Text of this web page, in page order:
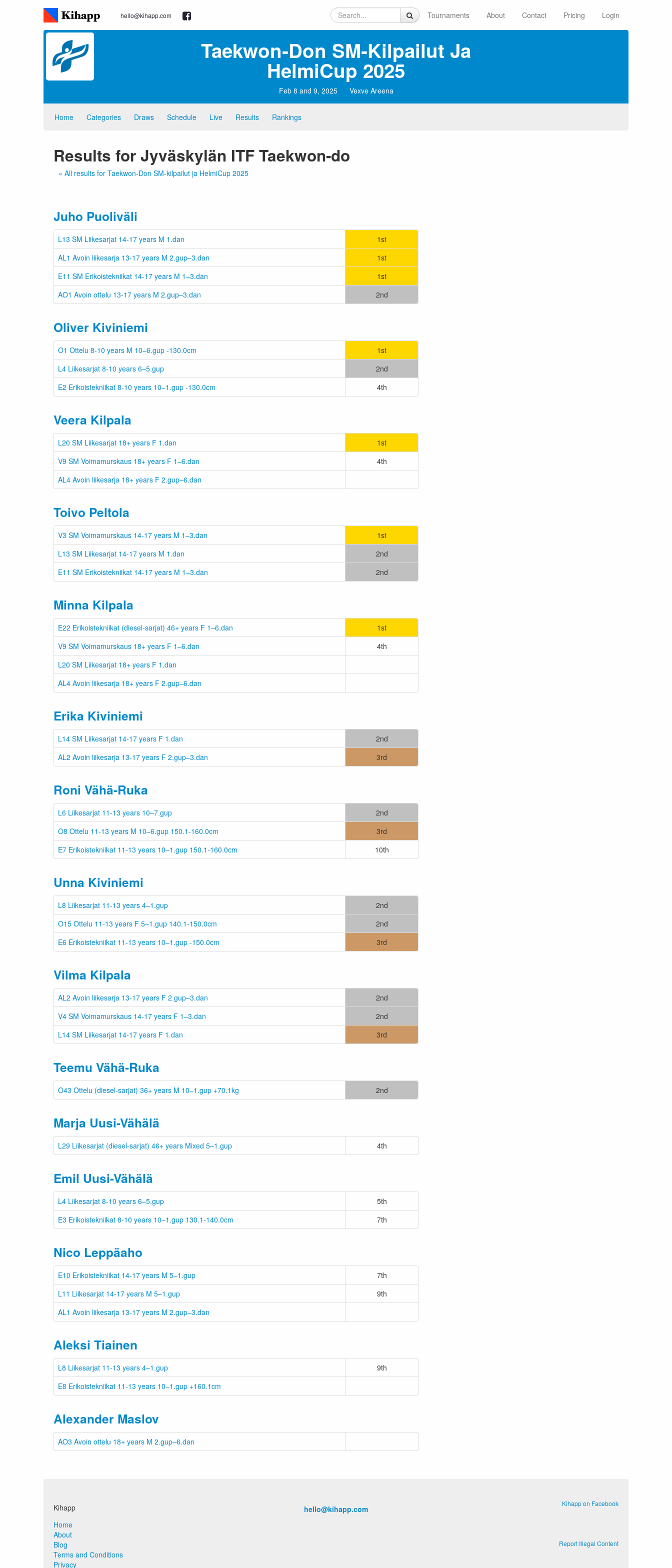
hello@kihapp.com Tournaments About Contact Pricing Login
Taekwon‑Don SM‑kilpailut Ja
HelmiCup 2025
Feb 8 and 9, 2025 Vexve Areena
Home Categories Draws Schedule Live Results Rankings
Results for Jyväskylän ITF Taekwon-do
« All results for Taekwon-Don SM-kilpailut ja HelmiCup 2025
Juho Puoliväli
L13 SM Liikesarjat 14-17 years M 1.dan
1st
AL1 Avoin liikesarja 13-17 years M 2.gup–3.dan
1st
E11 SM Erikoistekniikat 14-17 years M 1–3.dan
1st
AO1 Avoin ottelu 13-17 years M 2.gup–3.dan
2nd
Oliver Kiviniemi
O1 Ottelu 8-10 years M 10–6.gup -130.0cm
1st
L4 Liikesarjat 8-10 years 6–5.gup
2nd
E2 Erikoistekniikat 8-10 years 10–1.gup -130.0cm
4th
Veera Kilpala
L20 SM Liikesarjat 18+ years F 1.dan
1st
V9 SM Voimamurskaus 18+ years F 1–6.dan
4th
AL4 Avoin liikesarja 18+ years F 2.gup–6.dan
Toivo Peltola
V3 SM Voimamurskaus 14-17 years M 1–3.dan
1st
L13 SM Liikesarjat 14-17 years M 1.dan
2nd
E11 SM Erikoistekniikat 14-17 years M 1–3.dan
2nd
Minna Kilpala
E22 Erikoistekniikat (diesel-sarjat) 46+ years F 1–6.dan
1st
V9 SM Voimamurskaus 18+ years F 1–6.dan
4th
L20 SM Liikesarjat 18+ years F 1.dan
AL4 Avoin liikesarja 18+ years F 2.gup–6.dan
Erika Kiviniemi
L14 SM Liikesarjat 14-17 years F 1.dan
2nd
AL2 Avoin liikesarja 13-17 years F 2.gup–3.dan
3rd
Roni Vähä-Ruka
L6 Liikesarjat 11-13 years 10–7.gup
2nd
O8 Ottelu 11-13 years M 10–6.gup 150.1-160.0cm
3rd
E7 Erikoistekniikat 11-13 years 10–1.gup 150.1-160.0cm
10th
Unna Kiviniemi
L8 Liikesarjat 11-13 years 4–1.gup
2nd
O15 Ottelu 11-13 years F 5–1.gup 140.1-150.0cm
2nd
E6 Erikoistekniikat 11-13 years 10–1.gup -150.0cm
3rd
Vilma Kilpala
AL2 Avoin liikesarja 13-17 years F 2.gup–3.dan
2nd
V4 SM Voimamurskaus 14-17 years F 1–3.dan
2nd
L14 SM Liikesarjat 14-17 years F 1.dan
3rd
Teemu Vähä-Ruka
O43 Ottelu (diesel-sarjat) 36+ years M 10–1.gup +70.1kg 2nd
Marja Uusi-Vähälä
L29 Liikesarjat (diesel-sarjat) 46+ years Mixed 5–1.gup 4th
Emil Uusi-Vähälä
L4 Liikesarjat 8-10 years 6–5.gup
5th
E3 Erikoistekniikat 8-10 years 10–1.gup 130.1-140.0cm
7th
Nico Leppäaho
E10 Erikoistekniikat 14-17 years M 5–1.gup
7th
L11 Liikesarjat 14-17 years M 5–1.gup
9th
AL1 Avoin liikesarja 13-17 years M 2.gup–3.dan
Aleksi Tiainen
L8 Liikesarjat 11-13 years 4–1.gup
9th
E8 Erikoistekniikat 11-13 years 10–1.gup +160.1cm
Alexander Maslov
AO3 Avoin ottelu 18+ years M 2.gup–6.dan
Kihapp
Home
About
Blog
Terms and Conditions
Privacy
hello@kihapp.com
Kihapp on Facebook
Report Illegal Content